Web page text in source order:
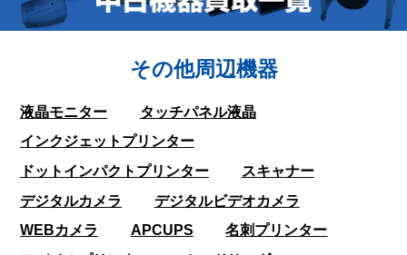
その他周辺機器
液晶モニター
タッチパネル液晶
インクジェットプリンター
ドットインパクトプリンター
スキャナー
デジタルカメラ
デジタルビデオカメラ
WEBカメラ
APCUPS
名刺プリンター